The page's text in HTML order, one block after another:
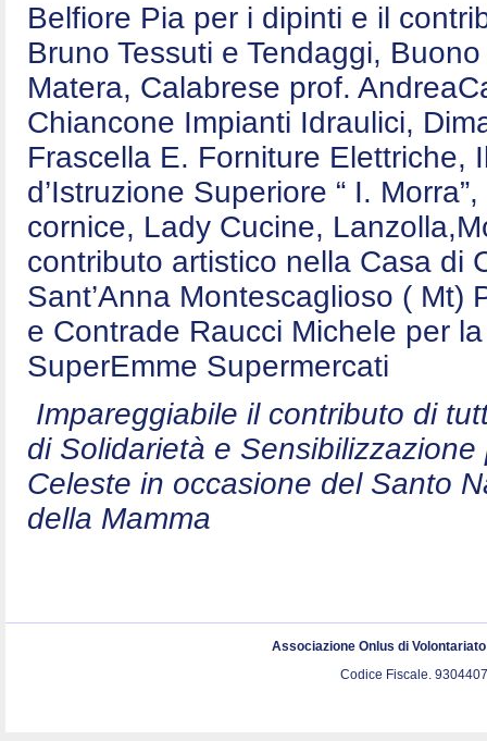
Belfiore Pia per i dipinti e il
Bruno Tessuti e Tendaggi,
Matera, Calabrese prof.
Chiancone Impianti Idraulici,
Frascella E. Forniture Elettriche,
d’Istruzione Superiore “ I.
cornice, Lady Cucine,
contributo artistico nella Casa di
Sant’Anna Montescaglioso ( Mt)
e Contrade Raucci Michele per
SuperEmme Supermercati
Impareggiabile il contributo di
di Solidarietà e
Celeste in occasione del Santo
della Mamma
Associazione Onlus di
Codice Fiscale.